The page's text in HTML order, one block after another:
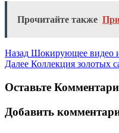
Прочитайте также
Назад Шокирующее видео
Далее Коллекция золотых
Оставьте
Добавить